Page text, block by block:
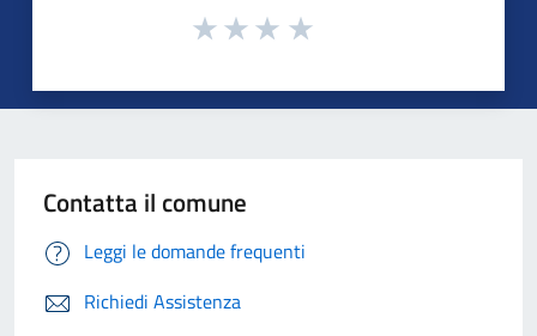
Contatta il comune
Leggi le domande frequenti
Richiedi Assistenza